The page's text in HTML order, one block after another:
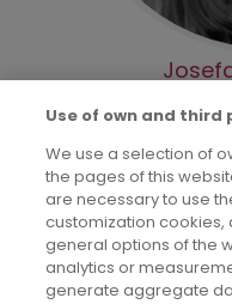
Premio Nacional
Premio de
“Julián Marías”, a
Antropología,Ética,
Use of own and third
We use a selection of
the pages of this
are necessary to use
customization cookies,
general options of the
analytics or
generate aggregate